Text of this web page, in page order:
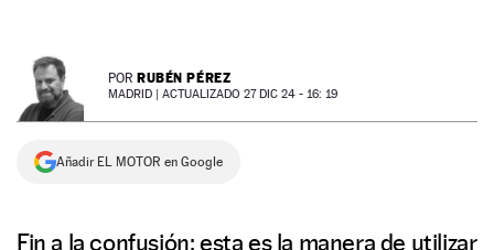
NEWSLETTER POR RUBÉN PÉREZ
MADRID | ACTUALIZADO 27 DIC 24 - 16: 19
Añadir EL MOTOR en Google
Fin a la confusión: esta es la manera de utilizar